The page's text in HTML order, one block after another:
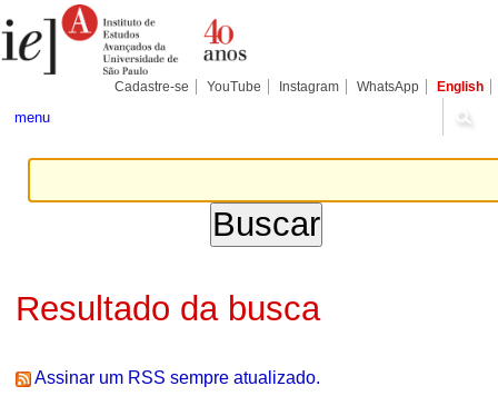
para
conteúdo.
Pessoais
Cadastre-se YouTube Instagram WhatsApp English
menu
Resultado da busca
Assinar um RSS sempre atualizado.